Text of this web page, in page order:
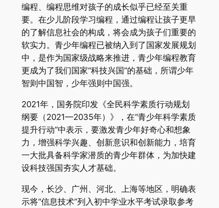
编程、编程思维对孩子的成长似乎已经至关重
要。在少儿阶段学习编程，通过编程让孩子更早
的了解信息社会的构成，将会成为孩子们重要的
软实力。青少年编程已被纳入到了国家发展规划
中，是作为国家级战略来推进，青少年编程教育
更成为了我们国家“科技兴国”的基础，所谓少年
智则中国智，少年强则中国强。
2021年，国务院印发《全民科学素质行动规划
纲要（2021—2035年）》，在“青少年科学素质
提升行动”中表示，要激发青少年好奇心和想象
力，增强科学兴趣、创新意识和创新能力，培育
一大批具备科学家潜质的青少年群体，为加快建
设科技强国夯实人才基础。
现今，长沙、广州、河北、上海等地区，明确表
示将“信息技术”列入初中学业水平考试录取参考